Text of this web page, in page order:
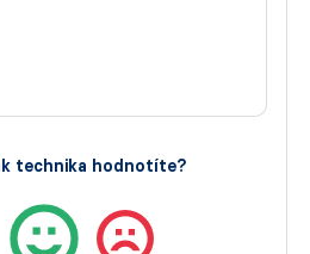
technika hodnotíte?